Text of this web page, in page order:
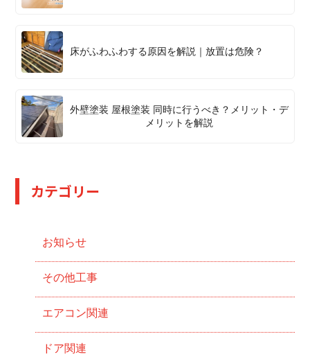
床がふわふわする原因を解説｜放置は危険？
外壁塗装 屋根塗装 同時に行うべき？メリット・デ
メリットを解説
カテゴリー
お知らせ
その他工事
エアコン関連
ドア関連